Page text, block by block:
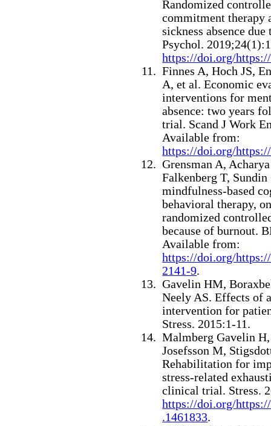
Randomized
commitment therapy
sickness absence
Psychol.
https://doi.org/
Finnes A, Hoch JS,
A, et al.Economic
interventions for
absence: two years
trial. Scand J Work
Available from:
https://doi.org/
Grensman A,
Falkenberg T,
mindfulness-based
behavioral therapy,
randomized
because of burnout.
Available from:
https://doi.org/
2141-9.
Gavelin HM,
Neely AS.Effects of
intervention for
Stress. 2015:1-11.
Malmberg Gavelin
Josefsson M,
Rehabilitation for
stress-related
clinical trial. Stress.
https://doi.org/
.1461833.